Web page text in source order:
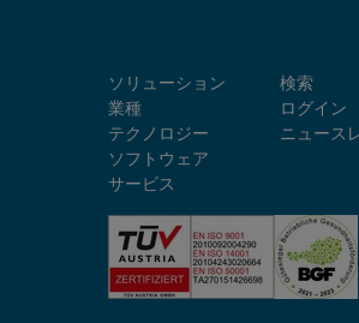
ソリューション
業種
テクノロジー
ソフトウェア
サービス
検索
ログイン
ニュース